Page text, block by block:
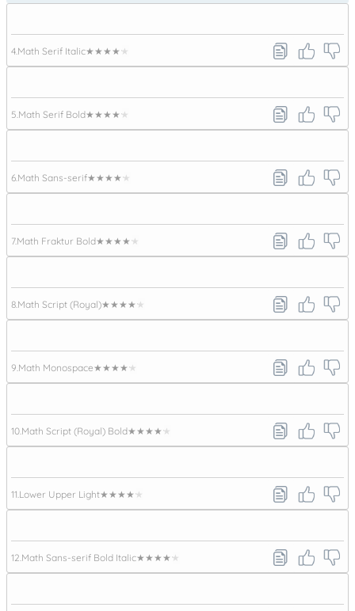
4. Math Serif Italic★★★★★
5. Math Serif Bold★★★★★
6. Math Sans-serif★★★★★
7.Math Fraktur Bold★★★★★
8. Math Script (Royal)★★★★★
9. Math Monospace★★★★★
10. Math Script (Royal) Bold★★★★★
11. Lower Upper Light★★★★★
12. Math Sans-serif Bold Italic★★★★★